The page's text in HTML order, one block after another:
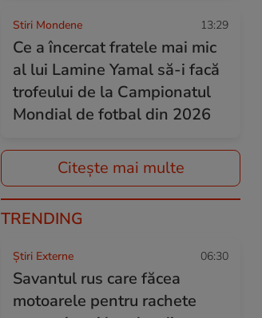
Stiri Mondene 13:29
Ce a încercat fratele mai mic
al lui Lamine Yamal să-i facă
trofeului de la Campionatul
Mondial de fotbal din 2026
Citește mai multe
TRENDING
Știri Externe 06:30
Savantul rus care făcea
motoarele pentru rachete